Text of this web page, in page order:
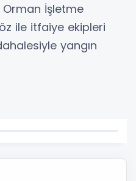
İşletme
ile itfaiye ekipleri
yangın